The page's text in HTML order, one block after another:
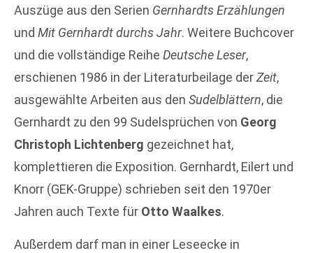
Auszüge aus den Serien Gernhardts Erzählungen
und Mit Gernhardt durchs Jahr. Weitere Buchcover
und die vollständige Reihe Deutsche Leser,
erschienen 1986 in der Literaturbeilage derZeit,
ausgewählte Arbeiten aus den Sudelblättern, die
Gernhardt zu den 99 Sudelsprüchen von Georg
Christoph Lichtenberg gezeichnet hat,
komplettieren die Exposition. Gernhardt, Eilert und
Knorr (GEK-Gruppe) schrieben seit den 1970er
Jahren auch Texte für Otto Waalkes.
Außerdem darf man in einer Leseecke in